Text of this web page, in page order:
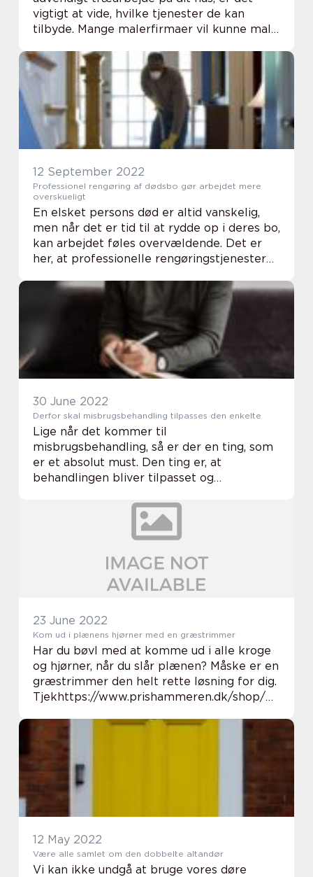
vigtigt at vide, hvilke tjenester de kan
tilbyde. Mange malerfirmaer vil kunne male
måske ikke den erfaring eller ekspertise,
der...
12 September 2022
Professionel rengøring af dødsbo gør arbejdet mere
overskueligt
En elsket persons død er altid vanskelig,
men når det er tid til at rydde op i deres bo,
kan arbejdet føles overvældende. Det er
her, at professionelle rengøringstjenester
overskueligt. Ved at hyre et team af ekspe...
30 June 2022
Derfor skal misbrugsbehandling tilpasses den enkelte
Lige når det kommer til
misbrugsbehandling, så er der en ting, som
er et absolut must. Den ting er, at
behandlingen bliver tilpasset og
vi også nærmere ind på her. Skræddersyet
misbrugsbehandling – derfo...
23 June 2022
Kom ud i plænens hjørner med en græstrimmer
Har du bøvl med at komme ud i alle kroge
og hjørner, når du slår plænen? Måske er en
græstrimmer den helt rette løsning for dig.
Tjekhttps://www.prishammeren.dk/shop/m
sommerhalvåret skal græsset ofte klippes i
de dans...
12 May 2022
Være alle samlet om den dobbelte altandør
Vi kan ikke undgå at bruge vores døre